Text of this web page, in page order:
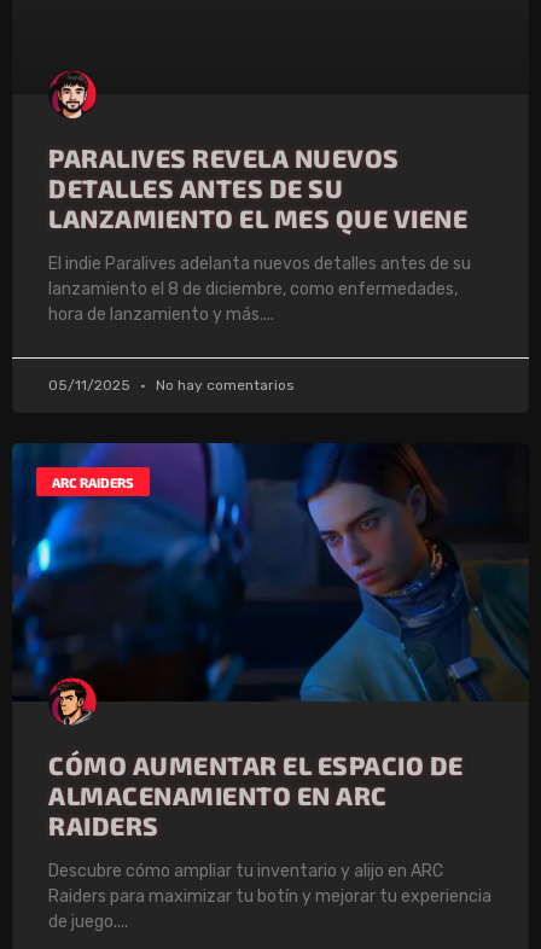
PARALIVES REVELA NUEVOS
DETALLES ANTES DE SU
LANZAMIENTO EL MES QUE VIENE
El indie Paralives adelanta nuevos detalles antes de su
lanzamiento el 8 de diciembre, como enfermedades,
hora de lanzamiento y más.
05/11/2025 No hay comentarios
ARC RAIDERS
CÓMO AUMENTAR EL ESPACIO DE
ALMACENAMIENTO EN ARC
RAIDERS
Descubre cómo ampliar tu inventario y alijo en ARC
Raiders para maximizar tu botín y mejorar tu experiencia
de juego.